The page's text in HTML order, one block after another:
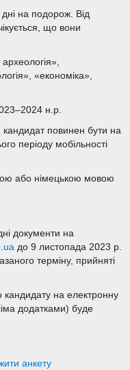
на подорож. Від
що вони
«економіка»,
н.р.
кандидат повинен бути на
періоду мобільності
або німецькою мовою
документи на
до 9 листопада 2023 р.
терміну, прийняті
кандидату на електронну
додатками) буде
анкету